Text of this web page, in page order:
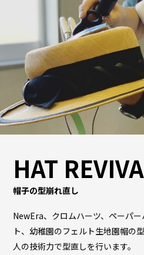
HAT
帽子の型崩れ直し
NewEra、クロムハーツ、ペーパ
ト、幼稚園のフェルト生地園帽の
人の技術力で型直しを行います。